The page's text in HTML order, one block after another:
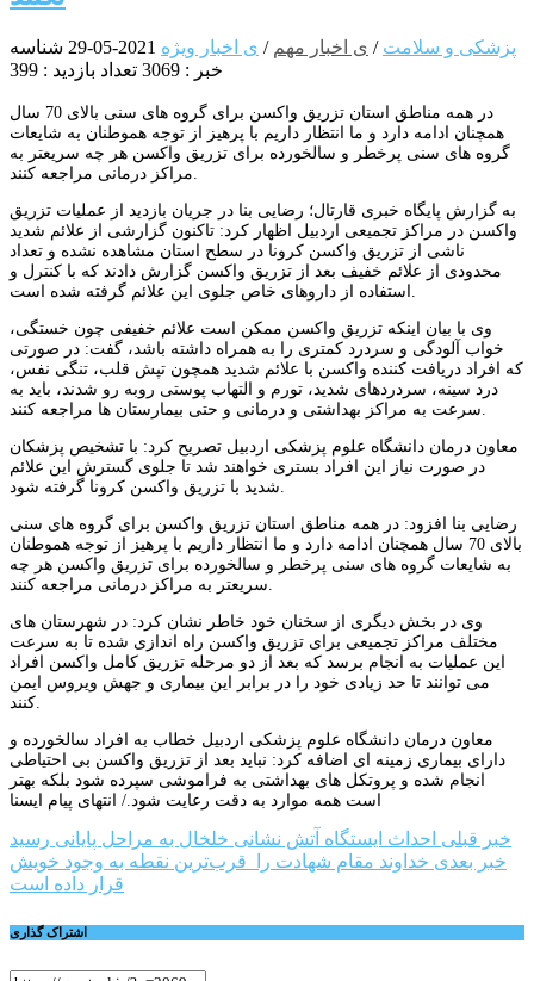
پزشکی و سلامت / ی اخبار مهم / ی اخبار ویژه 2021-05-29
شناسه
خبر : 3069
تعداد بازدید : 399
در همه مناطق استان تزریق واکسن برای گروه های سنی بالای 70 سال
همچنان ادامه دارد و ما انتظار داریم با پرهیز از توجه هموطنان به شایعات
گروه های سنی پرخطر و سالخورده برای تزریق واکسن هر چه سریعتر به
به گزارش پایگاه خبری قارتال؛ رضایی بنا در جریان بازدید از عملیات تزریق
واکسن در مراکز تجمیعی اردبیل اظهار کرد: تاکنون گزارشی از علائم شدید
ناشی از تزریق واکسن کرونا در سطح استان مشاهده نشده و تعداد
محدودی از علائم خفیف بعد از تزریق واکسن گزارش دادند که با کنترل و
وی با بیان اینکه تزریق واکسن ممکن است علائم خفیفی چون خستگی،
خواب آلودگی و سردرد کمتری را به همراه داشته باشد، گفت: در صورتی
که افراد دریافت کننده واکسن با علائم شدید همچون تپش قلب، تنگی نفس،
درد سینه، سردردهای شدید، تورم و التهاب پوستی روبه رو شدند، باید به
معاون درمان دانشگاه علوم پزشکی اردبیل تصریح کرد: با تشخیص پزشکان
در صورت نیاز این افراد بستری خواهند شد تا جلوی گسترش این علائم
رضایی بنا افزود: در همه مناطق استان تزریق واکسن برای گروه های سنی
بالای 70 سال همچنان ادامه دارد و ما انتظار داریم با پرهیز از توجه هموطنان
به شایعات گروه های سنی پرخطر و سالخورده برای تزریق واکسن هر چه
وی در بخش دیگری از سخنان خود خاطر نشان کرد: در شهرستان های
مختلف مراکز تجمیعی برای تزریق واکسن راه اندازی شده تا به سرعت
این عملیات به انجام برسد که بعد از دو مرحله تزریق کامل واکسن افراد
می توانند تا حد زیادی خود را در برابر این بیماری و جهش ویروس ایمن
معاون درمان دانشگاه علوم پزشکی اردبیل خطاب به افراد سالخورده و
دارای بیماری زمینه ای اضافه کرد: نباید بعد از تزریق واکسن بی احتیاطی
انجام شده و پروتکل های بهداشتی به فراموشی سپرده شود بلکه بهتر
است همه موارد به دقت رعایت شود./ انتهای پیام ایسنا
راهبری
نوشته
خبر قبلی احداث ایستگاه آتش نشانی خلخال به مراحل پایانی رسید
خبر بعدی خداوند مقام شهادت را قرب‌ترین نقطه به وجود خویش
قرار داده است
اشتراک گذاری